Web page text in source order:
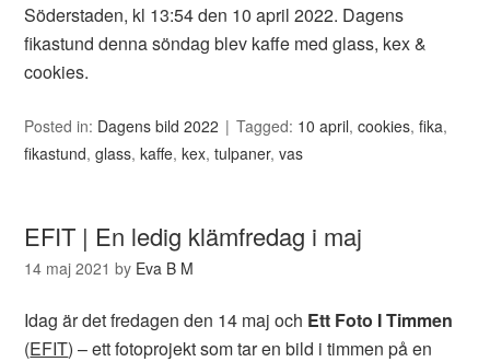
Söderstaden, kl 13:54 den 10 april 2022. Dagens
fikastund denna söndag blev kaffe med glass, kex &
cookies.
Posted in: Dagens bild 2022 Tagged: 10 april,cookies,fika,
fikastund,glass,kaffe,kex,tulpaner,vas
EFIT | En ledig klämfredag i maj
14 maj 2021 by Eva B M
Idag är det fredagen den 14 maj och Ett Foto I Timmen
(EFIT) – ett fotoprojekt som tar en bild i timmen på en